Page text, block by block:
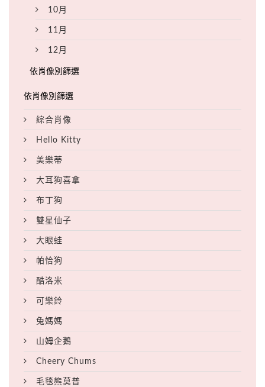
10月
11月
12月
綜合肖像
Hello Kitty
美樂蒂
大耳狗喜拿
布丁狗
雙星仙子
大眼蛙
帕恰狗
酷洛米
可樂鈴
兔媽媽
山姆企鵝
Cheery Chums
毛毯熊莫普